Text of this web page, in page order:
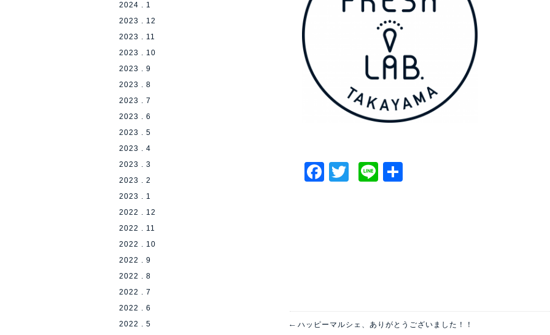
2024 . 1
2023 . 12
2023 . 11
2023 . 10
2023 . 9
2023 . 8
2023 . 7
2023 . 6
2023 . 5
2023 . 4
2023 . 3
2023 . 2
2023 . 1
2022 . 12
2022 . 11
2022 . 10
2022 . 9
2022 . 8
2022 . 7
2022 . 6
2022 . 5
Facebook
Twitter
Line
← ハッピーマルシェ、ありがとうございました！！